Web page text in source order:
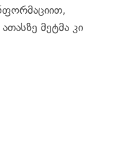
მეტმა კი